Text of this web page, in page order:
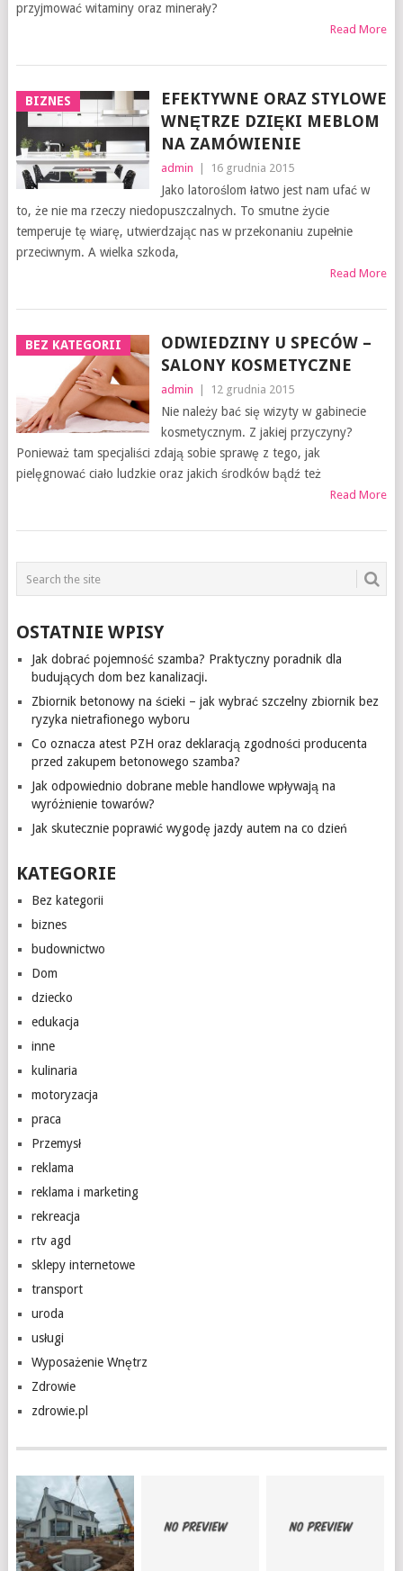
przyjmować witaminy oraz minerały?
Read More
BIZNES
EFEKTYWNE ORAZ STYLOWE
WNĘTRZE DZIĘKI MEBLOM
NA ZAMÓWIENIE
admin 16 grudnia 2015
Jako latoroślom łatwo jest nam ufać w
to, że nie ma rzeczy niedopuszczalnych. To smutne życie
temperuje tę wiarę, utwierdzając nas w przekonaniu zupełnie
przeciwnym. A wielka szkoda,
Read More
BEZ KATEGORII
ODWIEDZINY U SPECÓW –
SALONY KOSMETYCZNE
admin 12 grudnia 2015
Nie należy bać się wizyty w gabinecie
kosmetycznym. Z jakiej przyczyny?
Ponieważ tam specjaliści zdają sobie sprawę z tego, jak
pielęgnować ciało ludzkie oraz jakich środków bądź też
Read More
OSTATNIE WPISY
Jak dobrać pojemność szamba? Praktyczny poradnik dla
budujących dom bez kanalizacji.
Zbiornik betonowy na ścieki – jak wybrać szczelny zbiornik bez
ryzyka nietrafionego wyboru
Co oznacza atest PZH oraz deklaracją zgodności producenta
przed zakupem betonowego szamba?
Jak odpowiednio dobrane meble handlowe wpływają na
wyróżnienie towarów?
Jak skutecznie poprawić wygodę jazdy autem na co dzień
KATEGORIE
Bez kategorii
biznes
budownictwo
Dom
dziecko
edukacja
inne
kulinaria
motoryzacja
praca
Przemysł
reklama
reklama i marketing
rekreacja
rtv agd
sklepy internetowe
transport
uroda
usługi
Wyposażenie Wnętrz
Zdrowie
zdrowie.pl